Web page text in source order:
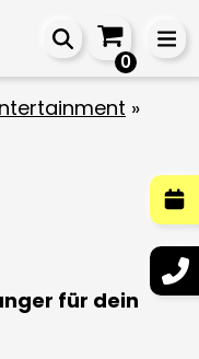
0
»
für dein